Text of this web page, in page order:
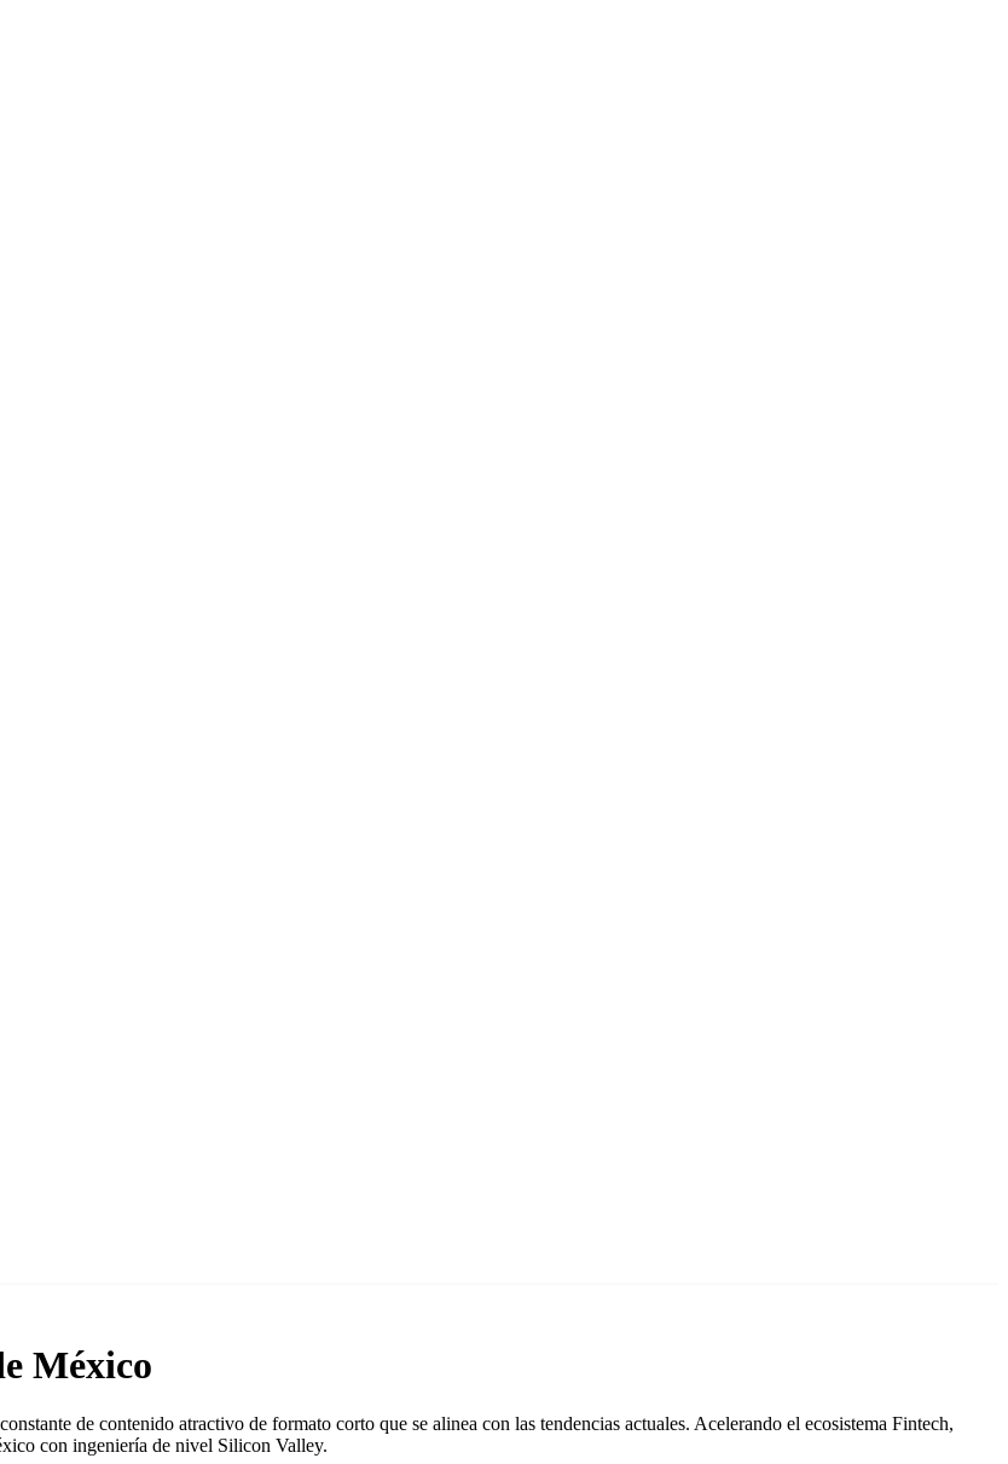
México
de contenido atractivo de formato corto que se alinea con las tendencias actuales. Acelerando el ecosistema Fintech,
con ingeniería de nivel Silicon Valley.